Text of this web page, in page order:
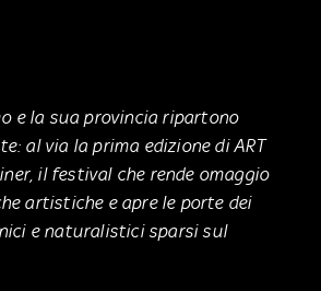
e la sua provincia ripartono
al via la prima edizione di ART
il festival che rende omaggio
artistiche e apre le porte dei
e naturalistici sparsi sul